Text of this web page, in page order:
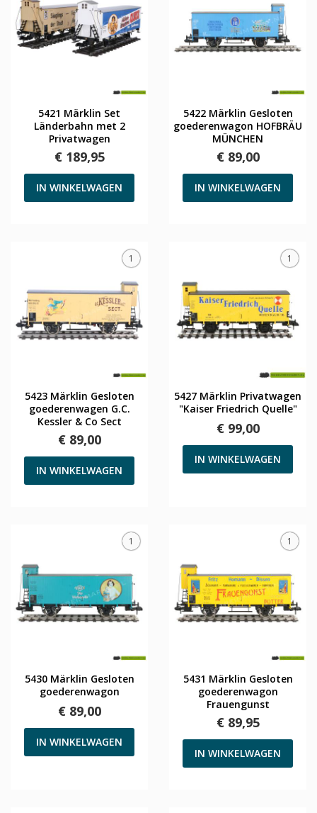
5421 Märklin Set
Länderbahn met 2
Privatwagen
€ 189,95
IN WINKELWAGEN
5422 Märklin Gesloten
goederenwagon HOFBRÄU
MÜNCHEN
€ 89,00
IN WINKELWAGEN
1
5423 Märklin Gesloten
goederenwagen G.C.
Kessler & Co Sect
€ 89,00
IN WINKELWAGEN
1
5427 Märklin Privatwagen
"Kaiser Friedrich Quelle"
€ 99,00
IN WINKELWAGEN
1
5430 Märklin Gesloten
goederenwagon
€ 89,00
IN WINKELWAGEN
1
5431 Märklin Gesloten
goederenwagon
Frauengunst
€ 89,95
IN WINKELWAGEN